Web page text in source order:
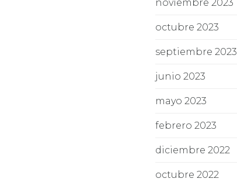
noviembre 2023
octubre 2023
septiembre 2023
junio 2023
mayo 2023
febrero 2023
diciembre 2022
octubre 2022